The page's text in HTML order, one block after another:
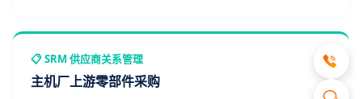
📋 SRM 供应商关系管理
主机厂上游零部件采购